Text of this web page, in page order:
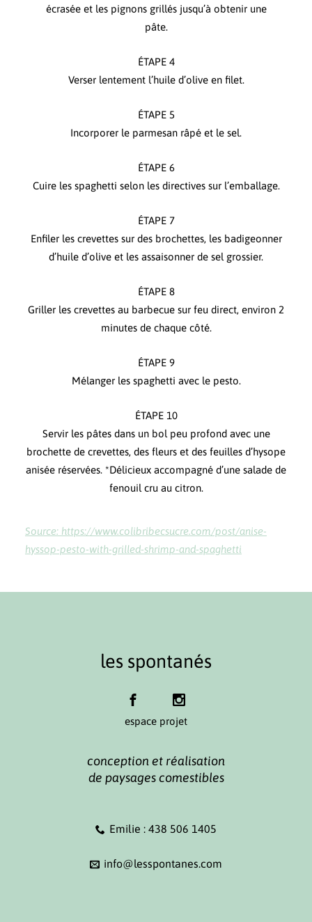
écrasée et les pignons grillés jusqu’à obtenir une
pâte.
ÉTAPE 4
Verser lentement l’huile d’olive en filet.
ÉTAPE 5
Incorporer le parmesan râpé et le sel.
ÉTAPE 6
Cuire les spaghetti selon les directives sur l’emballage.
ÉTAPE 7
Enfiler les crevettes sur des brochettes, les badigeonner
d’huile d’olive et les assaisonner de sel grossier.
ÉTAPE 8
Griller les crevettes au barbecue sur feu direct, environ 2
minutes de chaque côté.
ÉTAPE 9
Mélanger les spaghetti avec le pesto.
ÉTAPE 10
Servir les pâtes dans un bol peu profond avec une
brochette de crevettes, des fleurs et des feuilles d’hysope
anisée réservées. *Délicieux accompagné d’une salade de
fenouil cru au citron.
Source: https://www.colibribecsucre.com/post/anise-
hyssop-pesto-with-grilled-shrimp-and-spaghetti
les spontanés
espace projet
conception et réalisation
de paysages comestibles
Emilie : 438 506 1405
info@lesspontanes.com